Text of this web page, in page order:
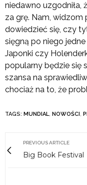
niedawno
za grę. Nam,
dowiedzieć się, czy
sięgną po niego
Japonki czy
popularny będzie się
szansa na
chociaż na to, że
TAGS: MUNDIAL, NOWOŚCI ,
PREVIOUS ARTICLE
Big Book Festival